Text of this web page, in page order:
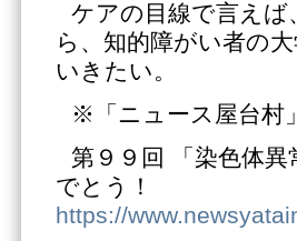
ケアの目線で言え
ら、知的障がい者の
いきたい。
※「ニュース屋台村
第９９回 「染色体
でとう！
https://